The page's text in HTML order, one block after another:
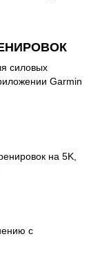
силовых
Garmin
на 5K,
с